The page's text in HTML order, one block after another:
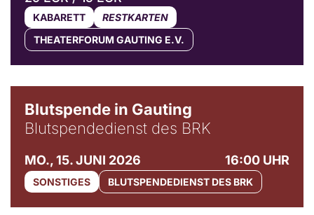
KABARETT
RESTKARTEN
THEATERFORUM GAUTING E.V.
Blutspende in Gauting
Blutspendedienst des BRK
MO., 15. JUNI 2026 16:00 UHR
SONSTIGES BLUTSPENDEDIENST DES BRK